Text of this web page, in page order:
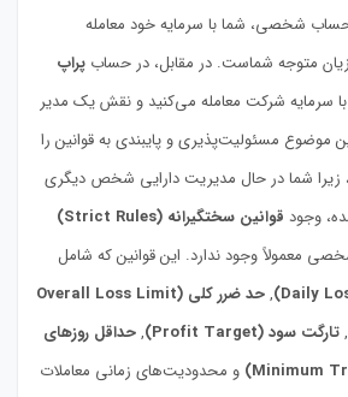
شخصی، شما با سرمایه خود معامله
متوجه شماست. در مقابل، در حساب پراپ
سرمایه شرکت معامله می‌کنید و نقش یک مدیر
موضوع مسئولیت‌پذیری و پایبندی به قوانین را
شما در حال مدیریت دارایی شخص دیگری
وجود قوانین سختگیرانه (Strict Rules)
معمولاً وجود ندارد. این قوانین که شامل
,
حد ضرر کلی (Overall Loss Limit
,تارگت سود (Profit Target) ,حداقل روزهای
و محدودیت‌های زمانی معاملات